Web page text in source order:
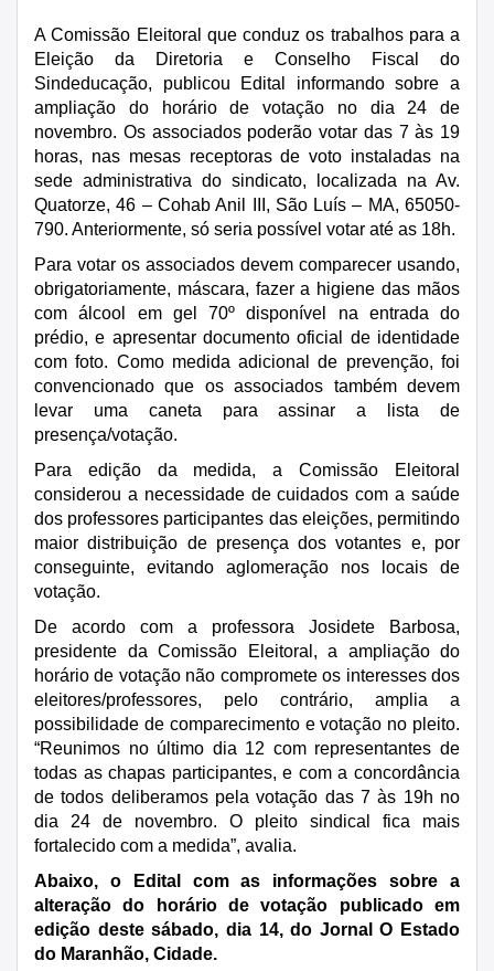
A Comissão Eleitoral que conduz os trabalhos para a
Eleição da Diretoria e Conselho Fiscal do
Sindeducação, publicou Edital informando sobre a
ampliação do horário de votação no dia 24 de
novembro. Os associados poderão votar das 7 às 19
horas, nas mesas receptoras de voto instaladas na
sede administrativa do sindicato, localizada na Av.
Quatorze, 46 – Cohab Anil III, São Luís – MA, 65050-
790. Anteriormente, só seria possível votar até as 18h.
Para votar os associados devem comparecer usando,
obrigatoriamente, máscara, fazer a higiene das mãos
com álcool em gel 70º disponível na entrada do
prédio, e apresentar documento oficial de identidade
com foto. Como medida adicional de prevenção, foi
convencionado que os associados também devem
levar uma caneta para assinar a lista de
presença/votação.
Para edição da medida, a Comissão Eleitoral
considerou a necessidade de cuidados com a saúde
dos professores participantes das eleições, permitindo
maior distribuição de presença dos votantes e, por
conseguinte, evitando aglomeração nos locais de
votação.
De acordo com a professora Josidete Barbosa,
presidente da Comissão Eleitoral, a ampliação do
horário de votação não compromete os interesses dos
eleitores/professores, pelo contrário, amplia a
possibilidade de comparecimento e votação no pleito.
“Reunimos no último dia 12 com representantes de
todas as chapas participantes, e com a concordância
de todos deliberamos pela votação das 7 às 19h no
dia 24 de novembro. O pleito sindical fica mais
fortalecido com a medida”, avalia.
Abaixo, o Edital com as informações sobre a
alteração do horário de votação publicado em
edição deste sábado, dia 14, do Jornal O Estado
do Maranhão, Cidade.